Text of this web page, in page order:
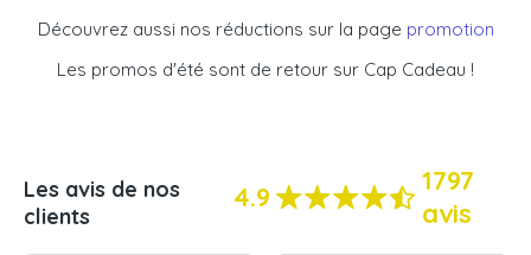
Découvrez aussi nos réductions sur la page promotion
Les promos d'été sont de retour sur Cap Cadeau !
Les avis de nos
clients
4.9
1797
avis